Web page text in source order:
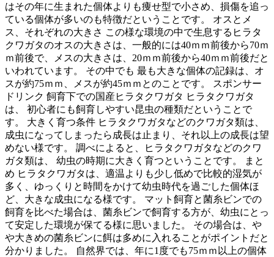
はその年に生まれた個体よりも痩せ型で小さめ、損傷を追っ
ている個体が多いのも特徴だということです。 オスとメ
ス、それぞれの大きさ この様な環境の中で生息するヒラタ
クワガタのオスの大きさは、一般的には40ｍｍ前後から70ｍ
ｍ前後で、メスの大きさは、20ｍｍ前後から40ｍｍ前後だと
いわれています。 その中でも 最も大きな個体の記録は、オ
スが約75ｍｍ、メスが約45ｍｍとのことです。 スポンサー
ドリンク 飼育下での国産ヒラタクワガタ ヒラタクワガタ
は、 初心者にも飼育しやすい昆虫の種類だということで
す。 大きく育つ条件 ヒラタクワガタなどのクワガタ類は、
成虫になってしまったら成長は止まり、それ以上の成長は望
めない様です。 調べによると、ヒラタクワガタなどのクワ
ガタ類は、 幼虫の時期に大きく育つということです。 まと
め ヒラタクワガタは、適温よりも少し低めで比較的湿気が
多く、ゆっくりと時間をかけて幼虫時代を過ごした個体ほ
ど、大きな成虫になる様です。 マット飼育と菌糸ビンでの
飼育を比べた場合は、菌糸ビンで飼育する方が、幼虫にとっ
て安定した環境が保てる様に思いました。 その場合は、や
や大きめの菌糸ビンに餌は多めに入れることがポイントだと
分かりました。 自然界では、年に1度でも75ｍｍ以上の個体